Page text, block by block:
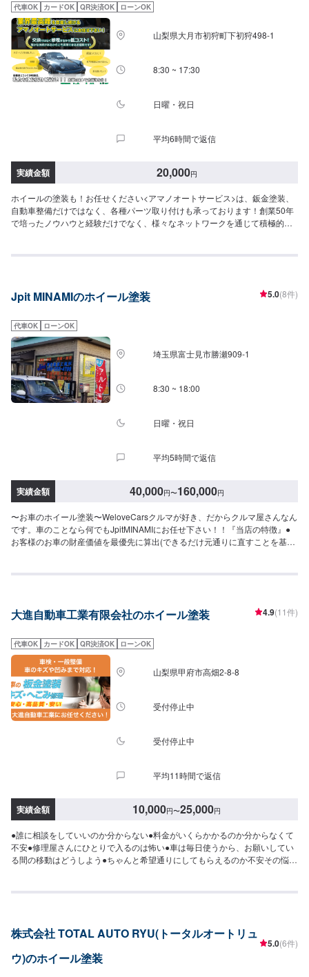
代車OK カードOK QR決済OK ローンOK
山梨県大月市初狩町下初狩498-1
8:30 ~ 17:30
日曜・祝日
平均6時間で返信
実績金額 20,000円
ホイールの塗装も！お任せください<アマノオートサービス>は、鈑金塗装、
自動車整備だけではなく、各種パーツ取り付けも承っております！創業50年
で培ったノウハウと経験だけでなく、様々なネットワークを通じて積極的な
対応できるよう、メーカー・車種を問わず、多様な技術・知識を熟知してい
ンプ点灯によるトラブルから、何らかの不調を起こしているエンジンのデー
両にも対応しております。---------------------------【1】オファーにてお問い合わ
せ【2】お見積り【3】お見積りにご納得いただければ作業開始【4】仕上が
り次第納車------------------------------------------------------◆注意（必ずご確認くだ
さい）◆※写真は見本です。損傷具合等により価格、納車時期は変動します。
予めご了承ください。※輸入車の修理・メンテナンスの際に、部品の輸入が必
要となる場合がございます。部品到着までにお時間がかかる場合には、納車
までお時間をいただいております。※内容などにより、代車の貸し出しが出来
定休日：日曜日、祝日営業時間：8:30~17:30
Jpit MINAMIのホイール塗装 5.0(8件)
代車OK ローンOK
埼玉県富士見市勝瀬909‐1
8:30 ~ 18:00
日曜・祝日
平均5時間で返信
実績金額 40,000円〜160,000円
〜お車のホイール塗装〜WeloveCarsクルマが好き、だからクルマ屋さんなん
です。車のことなら何でもJpitMINAMIにお任せ下さい！！『当店の特徴』●
お客様のお車の財産価値を最優先に算出(できるだけ元通りに直すことを基
ご要望に合わせてリサイクルパーツの使用も可能！⭕️✔️コンピュータで色分
【4】仕上がり次第納車『代車について』代車をご用意しています。お車の作
ります。『営業時間・定休日』営業時間：8:30〜18:00定休日：日・祝・第一
月曜
大進自動車工業有限会社のホイール塗装 4.9(11件)
代車OK カードOK QR決済OK ローンOK
山梨県甲府市高畑2-8-8
受付停止中
受付停止中
平均11時間で返信
実績金額 10,000円〜25,000円
●誰に相談をしていいのか分からない●料金がいくらかかるのか分からなくて
不安●修理屋さんにひとりで入るのは怖い●車は毎日使うから、お願いしてい
る間の移動はどうしよう●ちゃんと希望通りにしてもらえるのか不安その悩
ェッショナル、塗装のプロフェッショナル、整備のプロフェッショナルなど
してご乗車いただけます。【1】オファーにてお問い合わせ【2】お見積り
【3】お見積りにご納得いただければ作業開始【4】仕上がり次第納車【大進
自動車の安心：代車無料】お車をお預かりしている間、お客様には代車をご
株式会社 TOTAL AUTO RYU(トータルオートリュ
ウ)のホイール塗装
5.0(6件)